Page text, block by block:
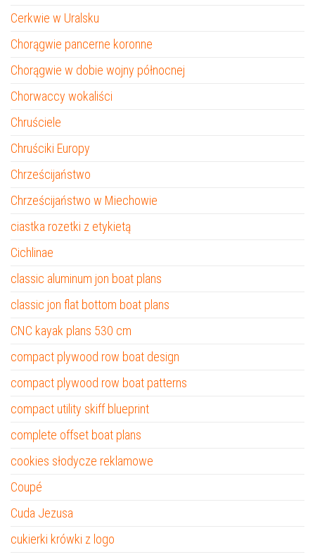
Cerkwie w Uralsku
Chorągwie pancerne koronne
Chorągwie w dobie wojny północnej
Chorwaccy wokaliści
Chruściele
Chruściki Europy
Chrześcijaństwo
Chrześcijaństwo w Miechowie
ciastka rozetki z etykietą
Cichlinae
classic aluminum jon boat plans
classic jon flat bottom boat plans
CNC kayak plans 530 cm
compact plywood row boat design
compact plywood row boat patterns
compact utility skiff blueprint
complete offset boat plans
cookies słodycze reklamowe
Coupé
Cuda Jezusa
cukierki krówki z logo